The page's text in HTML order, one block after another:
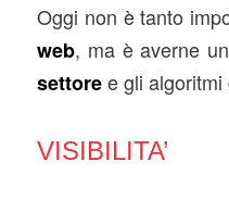
Oggi non è tanto
web, ma è averne
settoree gli
VISIBILITA’